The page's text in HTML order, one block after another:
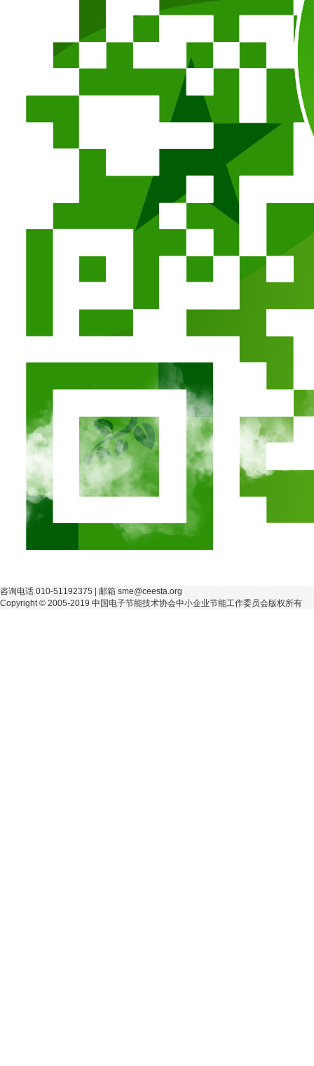
咨询电话 010-51192375 | 邮箱 sme@ceesta.org
Copyright © 2005-2019 中国电子节能技术协会中小企业节能工作委员会版权所有